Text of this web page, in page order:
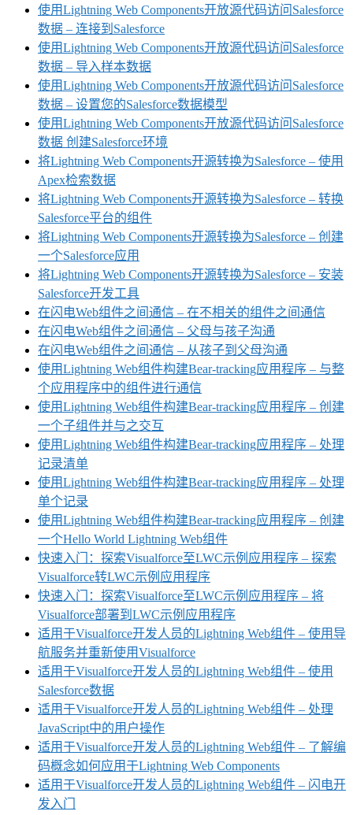
使用Lightning Web Components开放源代码访问Salesforce
数据 – 连接到Salesforce
使用Lightning Web Components开放源代码访问Salesforce
数据 – 导入样本数据
使用Lightning Web Components开放源代码访问Salesforce
数据 – 设置您的Salesforce数据模型
使用Lightning Web Components开放源代码访问Salesforce
数据 创建Salesforce环境
将Lightning Web Components开源转换为Salesforce – 使用
Apex检索数据
将Lightning Web Components开源转换为Salesforce – 转换
Salesforce平台的组件
将Lightning Web Components开源转换为Salesforce – 创建
一个Salesforce应用
将Lightning Web Components开源转换为Salesforce – 安装
Salesforce开发工具
在闪电Web组件之间通信 – 在不相关的组件之间通信
在闪电Web组件之间通信 – 父母与孩子沟通
在闪电Web组件之间通信 – 从孩子到父母沟通
使用Lightning Web组件构建Bear-tracking应用程序 – 与整
个应用程序中的组件进行通信
使用Lightning Web组件构建Bear-tracking应用程序 – 创建
一个子组件并与之交互
使用Lightning Web组件构建Bear-tracking应用程序 – 处理
记录清单
使用Lightning Web组件构建Bear-tracking应用程序 – 处理
单个记录
使用Lightning Web组件构建Bear-tracking应用程序 – 创建
一个Hello World Lightning Web组件
快速入门：探索Visualforce至LWC示例应用程序 – 探索
Visualforce转LWC示例应用程序
快速入门：探索Visualforce至LWC示例应用程序 – 将
Visualforce部署到LWC示例应用程序
适用于Visualforce开发人员的Lightning Web组件 – 使用导
航服务并重新使用Visualforce
适用于Visualforce开发人员的Lightning Web组件 – 使用
Salesforce数据
适用于Visualforce开发人员的Lightning Web组件 – 处理
JavaScript中的用户操作
适用于Visualforce开发人员的Lightning Web组件 – 了解编
码概念如何应用于Lightning Web Components
适用于Visualforce开发人员的Lightning Web组件 – 闪电开
发入门